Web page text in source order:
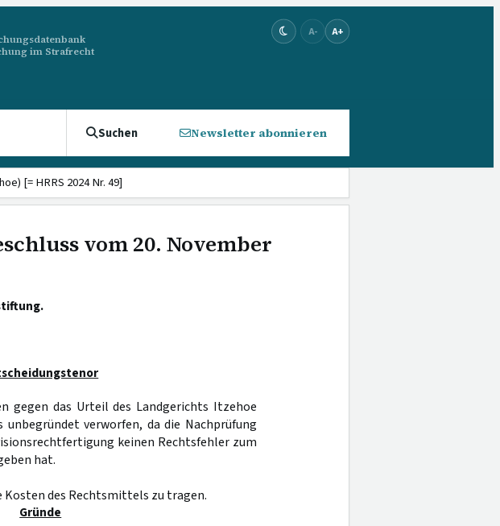
im Strafrecht
A- A+
Suchen Newsletter abonnieren
[= HRRS 2024 Nr. 49]
vom 20. November
gegen das Urteil des Landgerichts Itzehoe
unbegründet verworfen, da die Nachprüfung
keinen Rechtsfehler zum
hat.
Kosten des Rechtsmittels zu tragen.
Gründe